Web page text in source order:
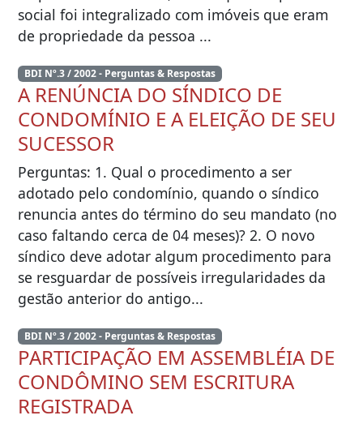
social foi integralizado com imóveis que eram
de propriedade da pessoa ...
BDI Nº.3 / 2002 - Perguntas & Respostas
A RENÚNCIA DO SÍNDICO DE
CONDOMÍNIO E A ELEIÇÃO DE SEU
SUCESSOR
Perguntas: 1. Qual o procedimento a ser
adotado pelo condomínio, quando o síndico
renuncia antes do término do seu mandato (no
caso faltando cerca de 04 meses)? 2. O novo
síndico deve adotar algum procedimento para
se resguardar de possíveis irregularidades da
gestão anterior do antigo...
BDI Nº.3 / 2002 - Perguntas & Respostas
PARTICIPAÇÃO EM ASSEMBLÉIA DE
CONDÔMINO SEM ESCRITURA
REGISTRADA